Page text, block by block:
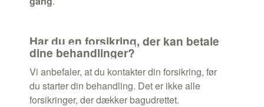
Har du en forsikring, der kan betale
dine behandlinger?
Vi anbefaler, at du kontakter din forsikring, før
du starter din behandling. Det er ikke alle
forsikringer, der dækker bagudrettet.